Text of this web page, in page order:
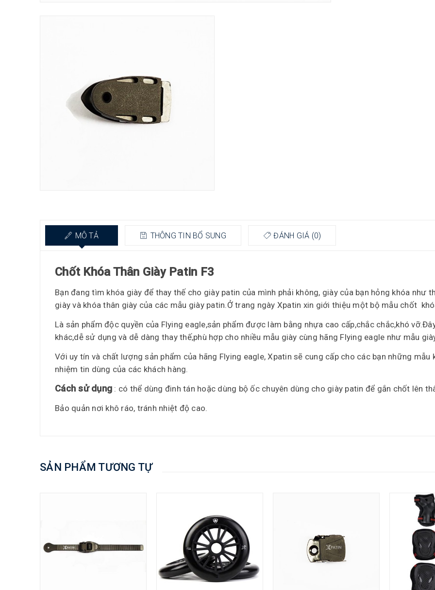
MÔ TẢ THÔNG TIN BỔ SUNG ĐÁNH GIÁ (0)
Chốt Khóa Thân Giày Patin F3
Bạn đang tìm khóa giày để thay thế cho giày patin của mình phải không, giày của bạn hỏng khóa như
giày và khóa thân giày của các mẫu giày patin.Ở trang ngày Xpatin xin giới thiệu một bộ mẫu chốt
Là sản phẩm độc quyền của Flying eagle,sản phẩm được làm bằng nhựa cao cấp,chắc chắc,khó
khác,dễ sử dụng và dễ dàng thay thế,phù hợp cho nhiều mẫu giày cùng hãng Flying eagle như mẫu
Với uy tín và chất lượng sản phẩm của hãng Flying eagle, Xpatin sẽ cung cấp cho các bạn những
nhiệm tin dùng của các khách hàng.
Cách sử dụng : có thể dùng đinh tán hoặc dùng bộ ốc chuyên dùng cho giày patin để gắn chốt lên
Bảo quản nơi khô ráo, tránh nhiệt độ cao.
SẢN PHẨM TƯƠNG TỰ